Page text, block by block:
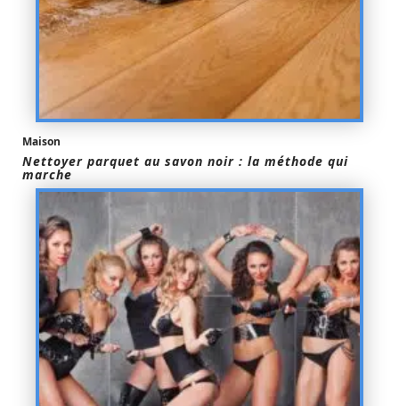
Maison
Nettoyer parquet au savon noir : la méthode qui
marche